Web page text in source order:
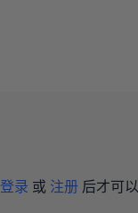
登录 或 注册 后才可